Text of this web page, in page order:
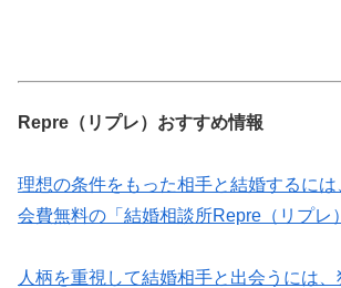
Repre（リプレ）おすすめ情報
理想の条件をもった相手と結婚するには
会費無料の「結婚相談所Repre（リプレ
人柄を重視して結婚相手と出会うには